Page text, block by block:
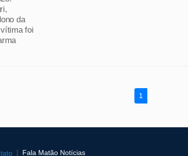
da
foi
1
Fala Matão Notícias